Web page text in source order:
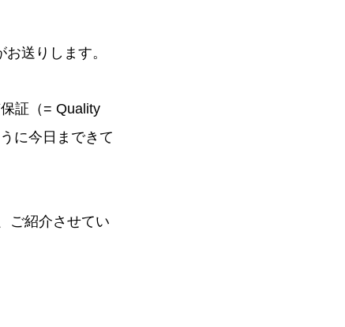
お送りします。
証（= Quality
に今日まできて
ご紹介させてい